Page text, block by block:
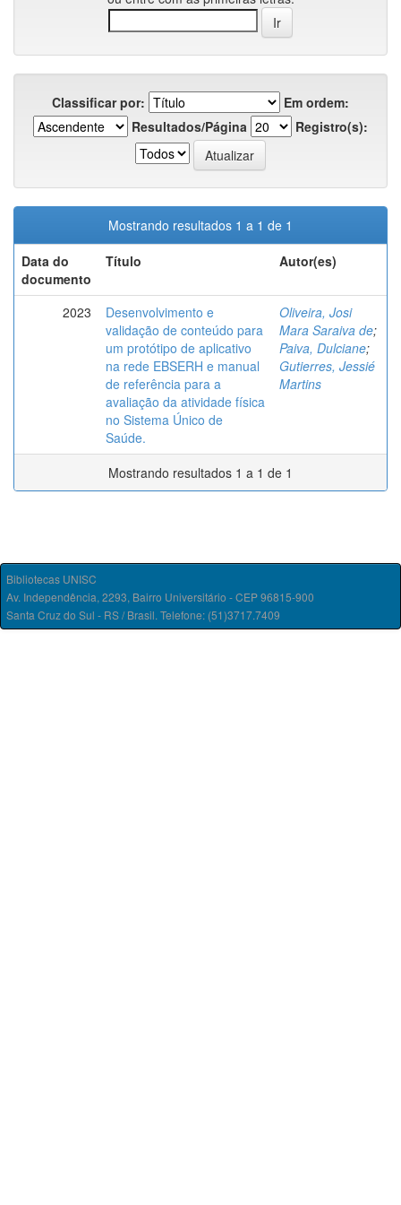
Classificar por:
Em ordem:
Resultados/Página
Registro(s):
Mostrando resultados 1 a 1 de 1
Data do
documento
Título Autor(es)
2023
Desenvolvimento e
validação de conteúdo para
um protótipo de aplicativo
na rede EBSERH e manual
de referência para a
avaliação da atividade física
no Sistema Único de
Saúde.
Oliveira, Josi
Mara Saraiva de;
Paiva, Dulciane;
Gutierres, Jessié
Martins
Mostrando resultados 1 a 1 de 1
Bibliotecas UNISC
Av. Independência, 2293, Bairro Universitário - CEP 96815-900
Santa Cruz do Sul - RS / Brasil. Telefone: (51)3717.7409